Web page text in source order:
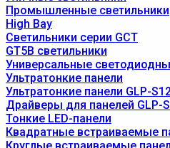
Промышленные светильники
High Bay
Светильники серии GCT
GT5B светильники
Универсальные
Ультратонкие панели
Ультратонкие панели GLP-
Драйверы для панелей GLP-
Тонкие LED-панели
Квадратные встраиваемые